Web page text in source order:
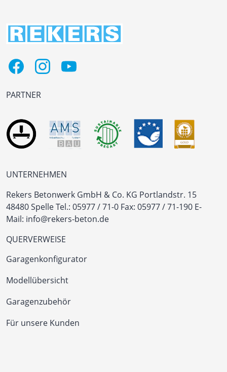
PARTNER
UNTERNEHMEN
Rekers Betonwerk GmbH & Co. KG Portlandstr. 15
48480 SpelleTel.: 05977 / 71-0 Fax: 05977 / 71-190 E-
Mail: info@rekers-beton.de
QUERVERWEISE
Garagenkonfigurator
Modellübersicht
Garagenzubehör
Für unsere Kunden